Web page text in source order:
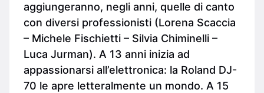
aggiungeranno, negli anni, quelle di canto
con diversi professionisti (Lorena Scaccia
– Michele Fischietti – Silvia Chiminelli –
Luca Jurman). A 13 anni inizia ad
appassionarsi all’elettronica: la Roland DJ-
70 le apre letteralmente un mondo. A 15